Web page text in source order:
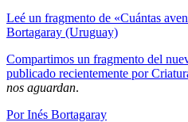
Leé un fragmento de «Cuántas
Bortagaray (Uruguay)
Compartimos un fragmento del
publicado recientemente por
nos aguardan.
Por Inés Bortagaray